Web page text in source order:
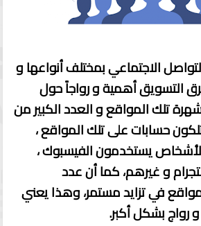
الاجتماعي بمختلف أنواعها و
التسويق أهمية و رواجاً حول
تلك المواقع و العدد الكبير من
حسابات على تلك المواقع ،
يستخدمون الفيسبوك ،
و غيرهم، كما أن عدد
في تزايد مستمر، وهذا يعني
رواج بشكل أكبر.